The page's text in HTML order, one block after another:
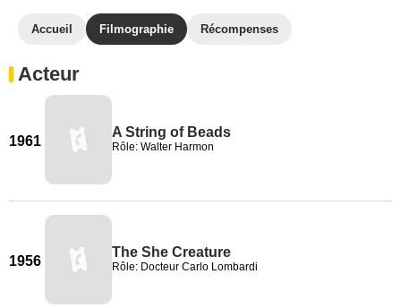
Accueil Filmographie Récompenses
Acteur
1961
A String of Beads
Rôle: Walter Harmon
1956
The She Creature
Rôle: Docteur Carlo Lombardi